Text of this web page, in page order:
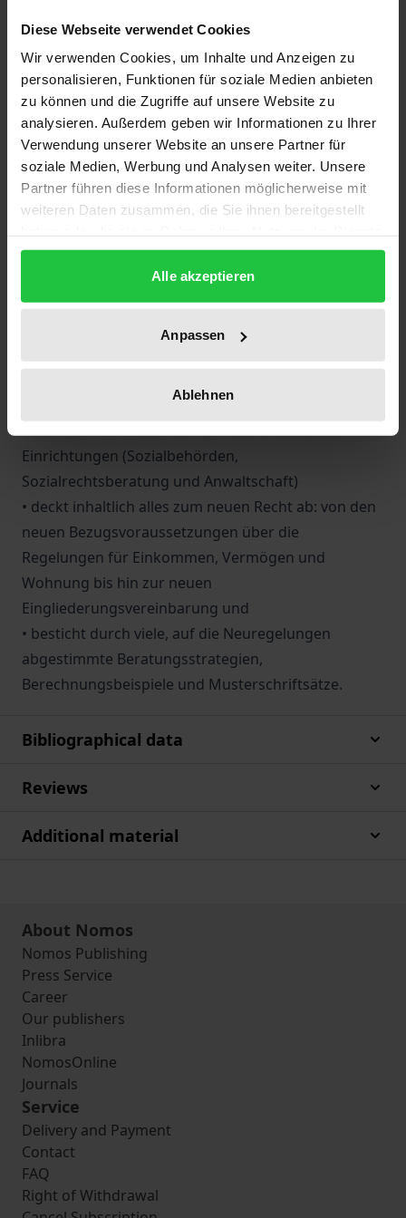
Diese Webseite verwendet Cookies
Wir verwenden Cookies, um Inhalte und Anzeigen zu
personalisieren, Funktionen für soziale Medien anbieten
zu können und die Zugriffe auf unsere Website zu
analysieren. Außerdem geben wir Informationen zu Ihrer
Verwendung unserer Website an unsere Partner für
soziale Medien, Werbung und Analysen weiter. Unsere
Partner führen diese Informationen möglicherweise mit
weiteren Daten zusammen, die Sie ihnen bereitgestellt
gesammelt haben.
Alle akzeptieren
Anpassen
Ablehnen
Der „Zimmermann“ist das Standardwerk für die
erfolgreiche Bearbeitung von Fällen im
Existenzsicherungsrecht. Seine Vorteile:
• Praxisorientierte Darstellung aller
Anspruchsgrundlagen
• Behandelt das gesamte Themenspektrum:
Verwaltungsverfahren und Rechtsschutz, Gebühren
und Kostenerstattung inkl. Prozesskostenhilfe
Die Reformauflage zum Bürgergeld
Das neue Bürgergeld tritt an die Stelle des
bisherigen Arbeitslosengeld II. Hierauf reagiert der
„Zimmermann“ unmittelbar und erweitert seine
• wendet sich an alle mit der Materie befassten
Einrichtungen (Sozialbehörden,
Sozialrechtsberatung und Anwaltschaft)
• deckt inhaltlich alles zum neuen Recht ab: von den
neuen Bezugsvoraussetzungen über die
Regelungen für Einkommen, Vermögen und
Wohnung bis hin zur neuen
Eingliederungsvereinbarung und
• besticht durch viele, auf die Neuregelungen
abgestimmte Beratungsstrategien,
Berechnungsbeispiele und Musterschriftsätze.
Bibliographical data
Reviews
Additional material
About Nomos
Nomos Publishing
Press Service
Career
Our publishers
Inlibra
NomosOnline
Journals
Service
Delivery and Payment
Contact
FAQ
Right of Withdrawal